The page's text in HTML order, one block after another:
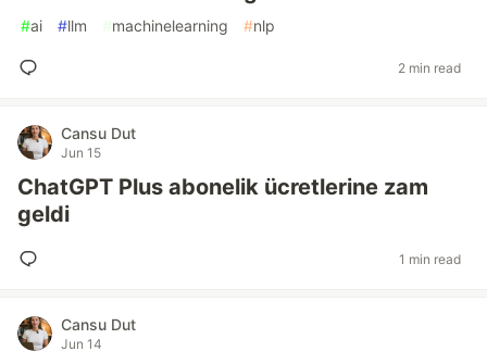
#ai #llm #machinelearning #nlp
2 min read
Cansu Dut
Jun 15
ChatGPT Plus abonelik ücretlerine zam
geldi
1 min read
Cansu Dut
Jun 14